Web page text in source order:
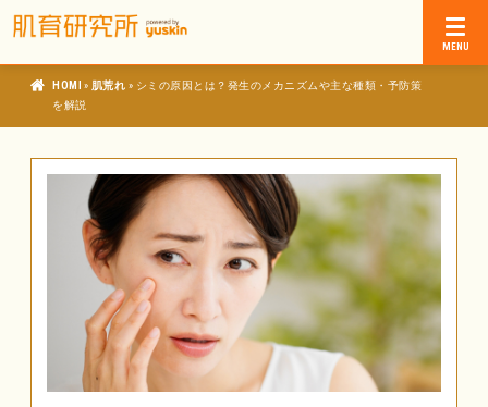
肌育研究所
» 肌荒れ » シミの原因とは？発生のメカニズムや主な種類・予防策
を解説